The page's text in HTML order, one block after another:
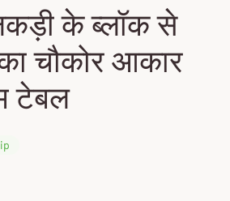
के ब्लॉक से
चौकोर आकार
टेबल